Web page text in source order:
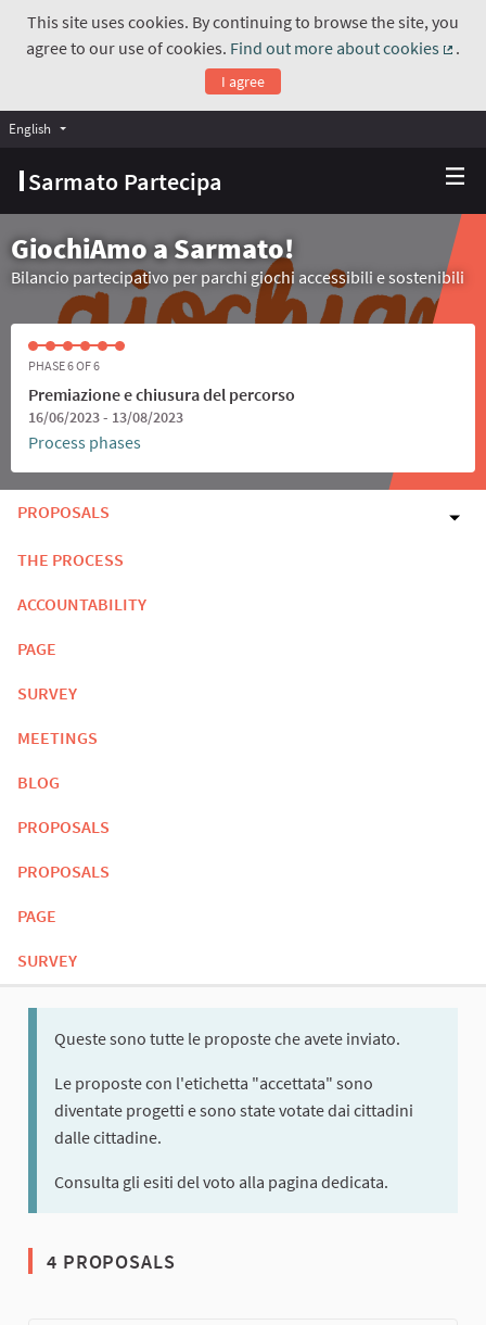
This site uses cookies. By continuing to browse the site, you
agree to our use of cookies. Find out more about cookies
.
I agree
Sarmato Partecipa
English Choose language
GiochiAmo a Sarmato!
Bilancio partecipativo per parchi giochi accessibili e sostenibili
PHASE 6 OF 6
Premiazione e chiusura del percorso
16/06/2023 - 13/08/2023
Process phases
PROPOSALS
THE PROCESS
ACCOUNTABILITY
PAGE
SURVEY
MEETINGS
BLOG
PROPOSALS
PROPOSALS
PAGE
SURVEY
Queste sono tutte le proposte che avete inviato.
Le proposte con l'etichetta "accettata" sono
diventate progetti e sono state votate dai cittadini
dalle cittadine.
Consulta gli esiti del voto alla pagina dedicata.
4 PROPOSALS